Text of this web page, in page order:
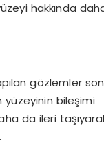
hakkında
gözlemler
yüzeyinin bileşimi
da ileri